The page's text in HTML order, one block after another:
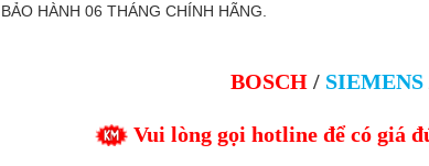
BẢO HÀNH 06 THÁNG CHÍNH HÃNG.
BOSCH/ SIEMENS
Vui lòng gọi hotline để có giá